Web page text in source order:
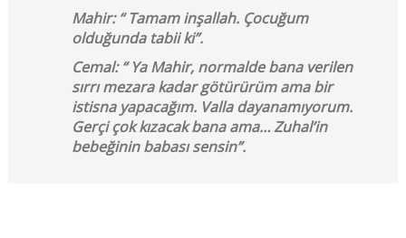
Mahir: “ Tamam inşallah. Çocuğum
olduğunda tabii ki”.
Cemal: “ Ya Mahir, normalde bana verilen
sırrı mezara kadar götürürüm ama bir
istisna yapacağım. Valla dayanamıyorum.
Gerçi çok kızacak bana ama… Zuhal’in
bebeğinin babası sensin”.